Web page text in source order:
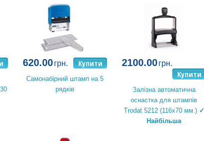
620.00грн. Купити
Самонабірний штамп на 5
рядків
2100.00грн.
Купити
Залізна автоматична
оснастка для штампів
Trodat 5212 (116х70 мм.) ✓
Найбільша